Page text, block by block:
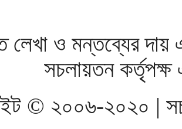
লেখা ও মন্তব্যের দায়
সচলায়তন
© ২০০৬-২০২০ |